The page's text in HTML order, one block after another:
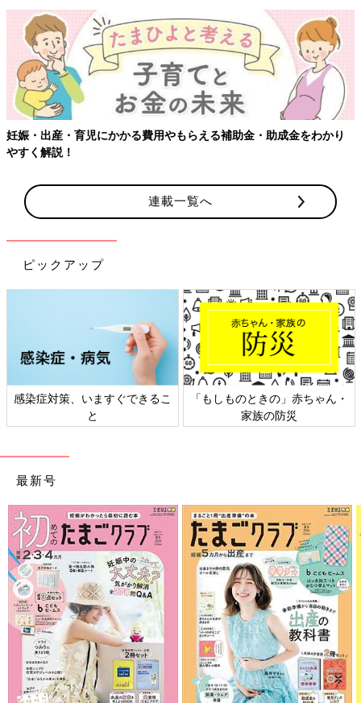
補助金・助成金をわかり 【ワクチン接種できるものも】妊婦の
連載一覧へ
ピックアップ
「もしものときの」赤ちゃん・
家族の防災
日本外来小児科学会リーフレッ
ト検討会
最新号